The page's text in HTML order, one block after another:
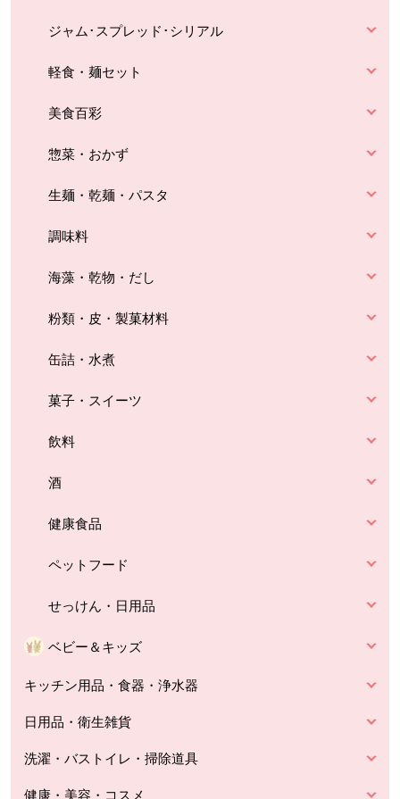
ジャム･スプレッド･シリアル
軽食・麺セット
美食百彩
惣菜・おかず
生麺・乾麺・パスタ
調味料
海藻・乾物・だし
粉類・皮・製菓材料
缶詰・水煮
菓子・スイーツ
飲料
酒
健康食品
ペットフード
せっけん・日用品
ベビー＆キッズ
キッチン用品・食器・浄水器
日用品・衛生雑貨
洗濯・バストイレ・掃除道具
健康・美容・コスメ